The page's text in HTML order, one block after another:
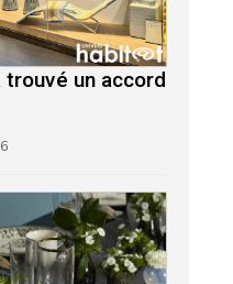
trouvé un accord